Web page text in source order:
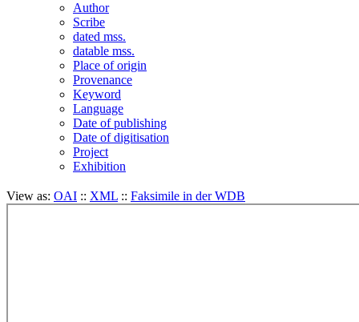
Author
Scribe
dated mss.
datable mss.
Place of origin
Provenance
Keyword
Language
Date of publishing
Date of digitisation
Project
Exhibition
View as: OAI :: XML :: Faksimile in der WDB